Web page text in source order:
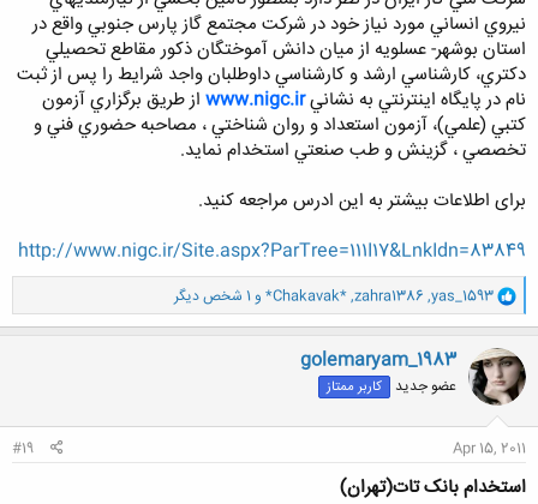
نيروي انساني مورد نياز خود در شركت مجتمع گاز پارس جنوبي واقع در
استان بوشهر- عسلويه از ميان دانش آموختگان ذكور مقاطع تحصيلي
دكتري، كارشناسي ارشد و كارشناسي داوطلبان واجد شرايط را پس از ثبت
نام در پايگاه اينترنتي به نشانيwww.nigc.ir از طريق برگزاري آزمون
کتبي (علمي)، آزمون استعداد و روان شناختي ، مصاحبه حضوري فني و
تخصصي ، گزينش و طب صنعتي استخدام نمايد.
برای اطلاعات بیشتر به این ادرس مراجعه کنید.
http://www.nigc.ir/Site.aspx?ParTree=111I17&LnkIdn=83849
و
ا
ک
ن
ش
ه
ا
yas_1593
,
zahra1386
,
*Chakavak* و 1 شخص دیگر
golemaryam_1983
عضو جدید کاربر ممتاز
Apr 15, 2011
#19
استخدام بانک تات(تهران)